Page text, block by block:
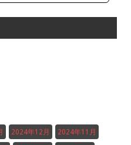
2024年12月 2024年11月